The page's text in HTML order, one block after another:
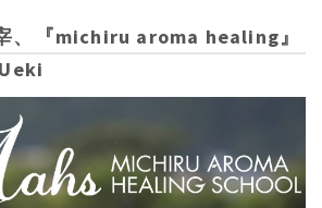
、『michiru aroma healing』